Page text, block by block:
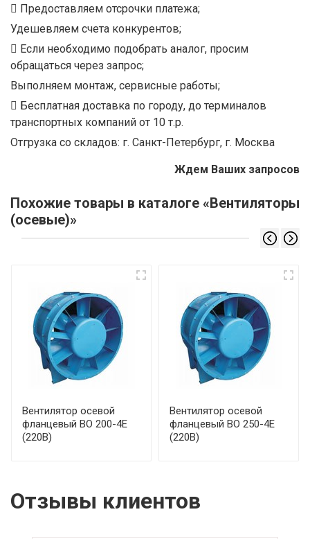
Предоставляем отсрочки платежа;
Удешевляем счета конкурентов;
Если необходимо подобрать аналог, просим
обращаться через запрос;
Выполняем монтаж, сервисные работы;
Бесплатная доставка по городу, до терминалов
транспортных компаний от 10 т.р.
Отгрузка со складов: г. Санкт-Петербург, г. Москва
Ждем Ваших запросов
Похожие товары в каталоге «Вентиляторы
(осевые)»
Вентилятор осевой
фланцевый ВО 200-4Е
(220В)
Вентилятор осевой
фланцевый ВО 250-4Е
(220В)
Отзывы клиентов